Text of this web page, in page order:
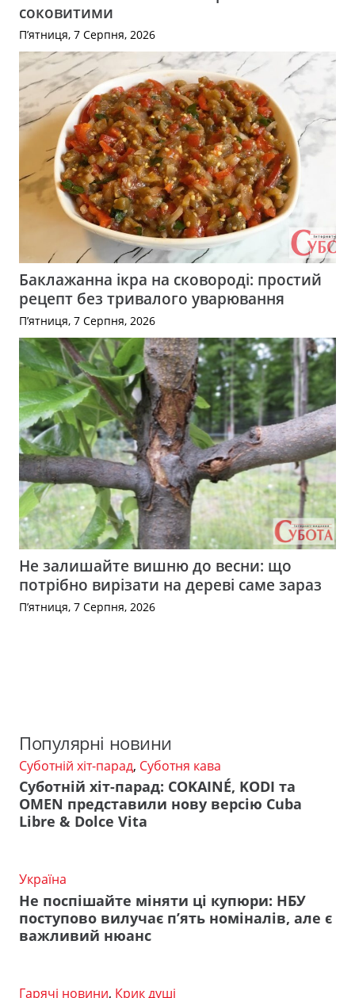
соковитими
П’ятниця, 7 Серпня, 2026
Баклажанна ікра на сковороді: простий
рецепт без тривалого уварювання
П’ятниця, 7 Серпня, 2026
Не залишайте вишню до весни: що
потрібно вирізати на дереві саме зараз
П’ятниця, 7 Серпня, 2026
Популярні новини
Суботній хіт-парад, Суботня кава
Суботній хіт-парад: COKAINÉ, KODI та
OMEN представили нову версію Cuba
Libre & Dolce Vita
Україна
Не поспішайте міняти ці купюри: НБУ
поступово вилучає п’ять номіналів, але є
важливий нюанс
Гарячі новини, Крик душі